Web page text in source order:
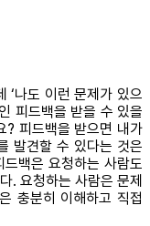
‘나도 이런 문제가 있으
피드백을 받을 수 있을
? 피드백을 받으면 내가
발견할 수 있다는 것은
백은 요청하는 사람도
. 요청하는 사람은 문제
충분히 이해하고 직접